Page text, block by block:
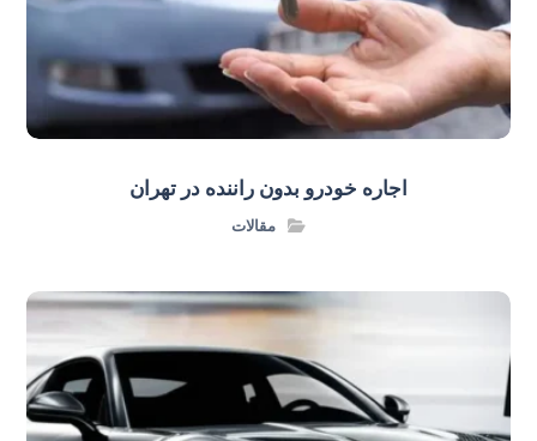
اجاره خودرو بدون راننده در تهران
مقالات